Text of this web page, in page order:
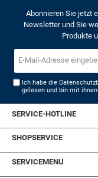
ca. 20
Freien
Abonnieren Sie jetzt
Newsletter und Sie
Produkte
Ich habe die
gelesen und bin mit
SERVICE-HOTLINE
SHOPSERVICE
SERVICEMENU